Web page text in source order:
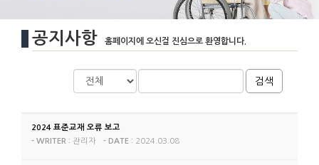
공지사항 홈페이지에 오신걸 진심으로 환영합니다.
검색
2024 표준교재 오류 보고
- WRITER : 관리자 - DATE : 2024.03.08